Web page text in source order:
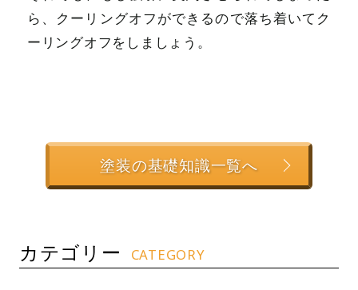
ら、クーリングオフができるので落ち着いてク
ーリングオフをしましょう。
塗装の基礎知識一覧へ
カテゴリー CATEGORY